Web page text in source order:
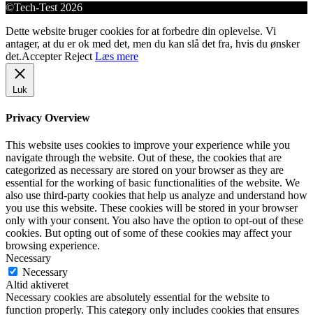
©Tech-Test 2026
Dette website bruger cookies for at forbedre din oplevelse. Vi
antager, at du er ok med det, men du kan slå det fra, hvis du ønsker
det.Accepter Reject Læs mere
Luk
Privacy Overview
This website uses cookies to improve your experience while you
navigate through the website. Out of these, the cookies that are
categorized as necessary are stored on your browser as they are
essential for the working of basic functionalities of the website. We
also use third-party cookies that help us analyze and understand how
you use this website. These cookies will be stored in your browser
only with your consent. You also have the option to opt-out of these
cookies. But opting out of some of these cookies may affect your
browsing experience.
Necessary
Necessary
Altid aktiveret
Necessary cookies are absolutely essential for the website to
function properly. This category only includes cookies that ensures